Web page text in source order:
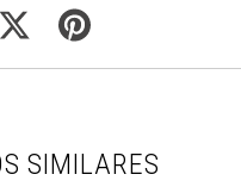
SIMILARES